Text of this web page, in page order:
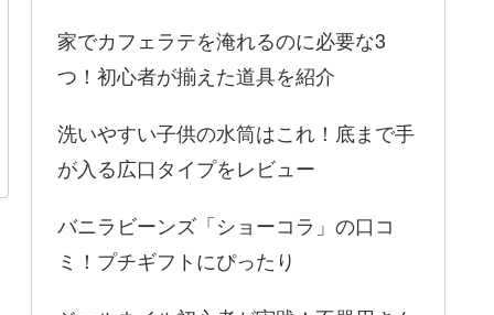
家でカフェラテを淹れるのに必要な3
つ！初心者が揃えた道具を紹介
洗いやすい子供の水筒はこれ！底まで手
が入る広口タイプをレビュー
バニラビーンズ「ショーコラ」の口コ
ミ！プチギフトにぴったり